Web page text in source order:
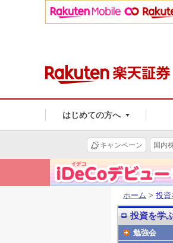
はじめての方へ
キャンペーン 国内
ホーム > 投資
投資を学
勉強会